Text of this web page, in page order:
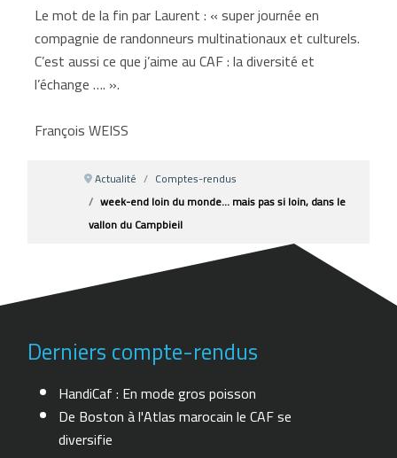
Le mot de la fin par Laurent : « super journée en
compagnie de randonneurs multinationaux et culturels.
C’est aussi ce que j’aime au CAF : la diversité et
l’échange …. ».
François WEISS
Actualité
Comptes-rendus
week-end loin du monde... mais pas si loin, dans le
vallon du Campbieil
Derniers compte-rendus
HandiCaf : En mode gros poisson
De Boston à l'Atlas marocain le CAF se
diversifie